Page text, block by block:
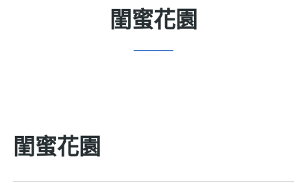
閨蜜花園
閨蜜花園